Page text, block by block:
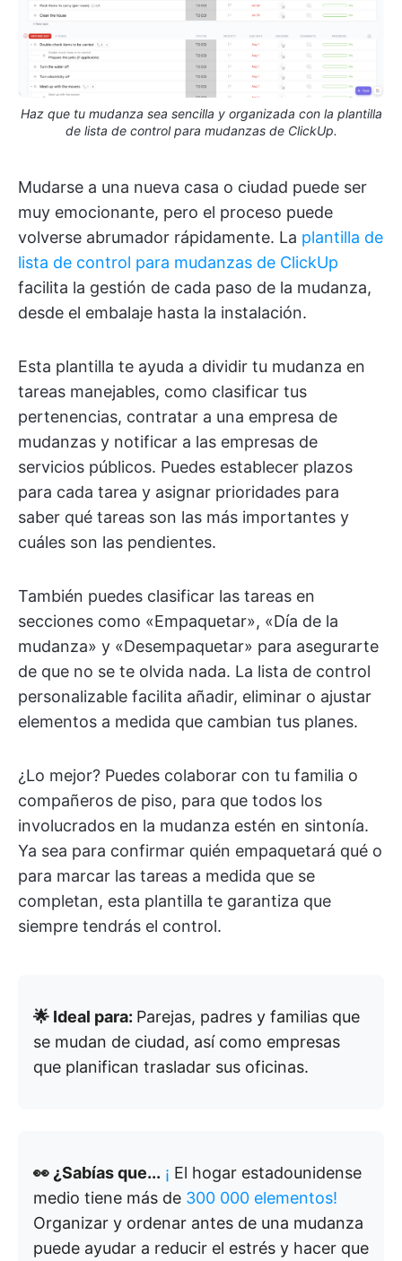
Haz que tu mudanza sea sencilla y organizada con la plantilla
de lista de control para mudanzas de ClickUp.
Mudarse a una nueva casa o ciudad puede ser
muy emocionante, pero el proceso puede
volverse abrumador rápidamente. La plantilla de
lista de control para mudanzas de ClickUp
facilita la gestión de cada paso de la mudanza,
desde el embalaje hasta la instalación.
Esta plantilla te ayuda a dividir tu mudanza en
tareas manejables, como clasificar tus
pertenencias, contratar a una empresa de
mudanzas y notificar a las empresas de
servicios públicos. Puedes establecer plazos
para cada tarea y asignar prioridades para
saber qué tareas son las más importantes y
cuáles son las pendientes.
También puedes clasificar las tareas en
secciones como «Empaquetar», «Día de la
mudanza» y «Desempaquetar» para asegurarte
de que no se te olvida nada. La lista de control
personalizable facilita añadir, eliminar o ajustar
elementos a medida que cambian tus planes.
¿Lo mejor? Puedes colaborar con tu familia o
compañeros de piso, para que todos los
involucrados en la mudanza estén en sintonía.
Ya sea para confirmar quién empaquetará qué o
para marcar las tareas a medida que se
completan, esta plantilla te garantiza que
siempre tendrás el control.
🌟 Ideal para: Parejas, padres y familias que
se mudan de ciudad, así como empresas
que planifican trasladar sus oficinas.
👀 ¿Sabías que... ¡ El hogar estadounidense
medio tiene más de 300 000 elementos!
Organizar y ordenar antes de una mudanza
puede ayudar a reducir el estrés y hacer que